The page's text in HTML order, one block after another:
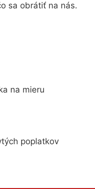
sa obrátiť na nás.
na mieru
poplatkov